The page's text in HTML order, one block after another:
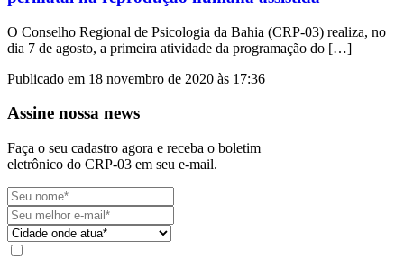
O Conselho Regional de Psicologia da Bahia (CRP-03) realiza, no
dia 7 de agosto, a primeira atividade da programação do […]
Publicado em 18 novembro de 2020 às 17:36
Assine nossa news
Faça o seu cadastro agora e receba o boletim
eletrônico do CRP-03 em seu e-mail.